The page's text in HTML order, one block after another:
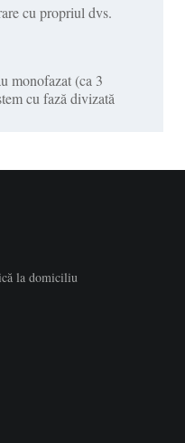
cu propriul dvs.
monofazat (ca 3
cu fază divizată
la domiciliu